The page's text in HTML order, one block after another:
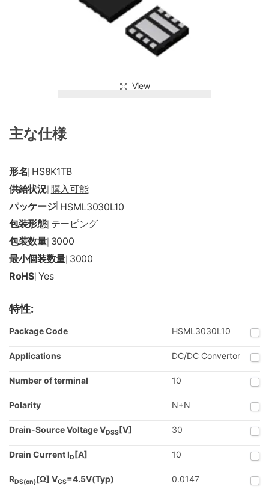
View
主な仕様
形名 HS8K1TB
供給状況| 購入可能
パッケージ| HSML3030L10
包装形態| テーピング
包装数量| 3000
最小個装数量 3000
RoHS| Yes
特性:
Package Code HSML3030L10
Applications DC/DC Convertor
Number of terminal 10
Polarity N+N
Drain-Source Voltage VDSS[V] 30
Drain Current ID[A] 10
RDS(on)[Ω] VGS=4.5V(Typ) 0.0147